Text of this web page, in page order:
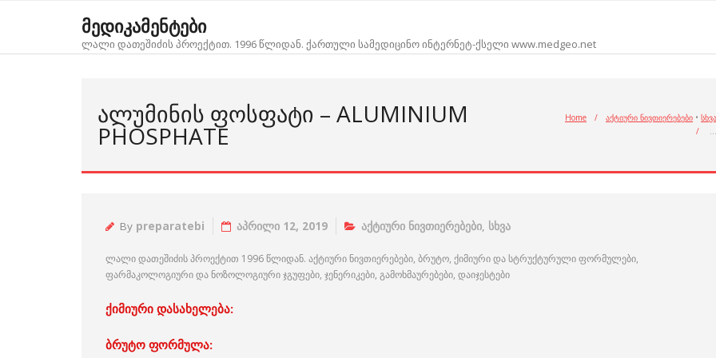
მედიკამენტები
ლალი დათეშიძის პროექტით. 1996 წლიდან. ქართული სამედიცინო ინტერნეტ-ქსელი www.medgeo.net
ᲐᲚᲣᲛᲘᲜᲘᲡ ᲤᲝᲡᲤᲐᲢᲘ – ALUMINIUM
PHOSPHATE
Home / აქტიური ნივთიერებები • სხვა
/
…
By preparatebi აპრილი 12, 2019 აქტიური ნივთიერებები, სხვა
ლალი დათეშიძის პროექტით 1996 წლიდან. აქტიური ნივთიერებები, ბრუტო, ქიმიური და სტრუქტურული ფორმულები,
ფარმაკოლოგიური და ნოზოლოგიური ჯგუფები, ჯენერიკები, გამოხმაურებები, დაიჯესტები
ქიმიური დასახელება:
ბრუტო ფორმულა: